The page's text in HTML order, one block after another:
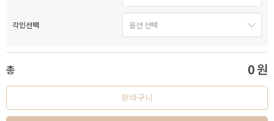
각인선택
총 0원
장바구니